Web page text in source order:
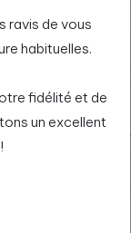
ravis de vous
habituelles.
fidélité et de
un excellent